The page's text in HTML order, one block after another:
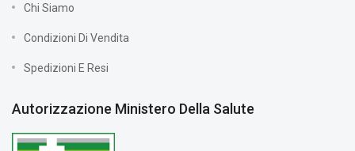
Chi Siamo
Condizioni Di Vendita
Spedizioni E Resi
Autorizzazione Ministero Della Salute